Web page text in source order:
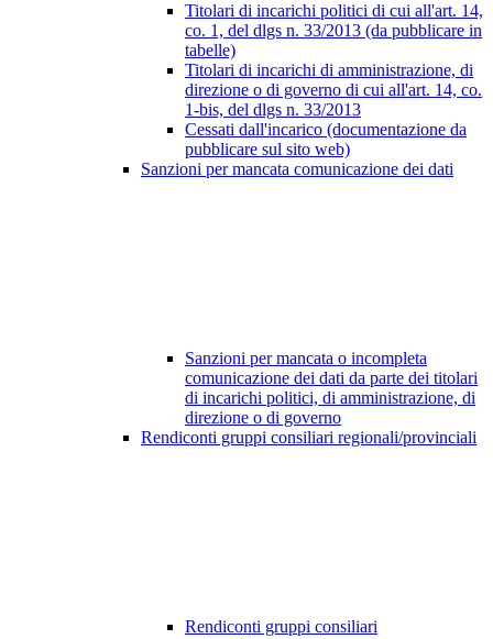
Titolari di incarichi politici di cui all'art. 14,
co. 1, del dlgs n. 33/2013 (da pubblicare in
tabelle)
Titolari di incarichi di amministrazione, di
direzione o di governo di cui all'art. 14, co.
1-bis, del dlgs n. 33/2013
Cessati dall'incarico (documentazione da
pubblicare sul sito web)
Sanzioni per mancata comunicazione dei dati
Sanzioni per mancata o incompleta
comunicazione dei dati da parte dei titolari
di incarichi politici, di amministrazione, di
direzione o di governo
Rendiconti gruppi consiliari regionali/provinciali
Rendiconti gruppi consiliari